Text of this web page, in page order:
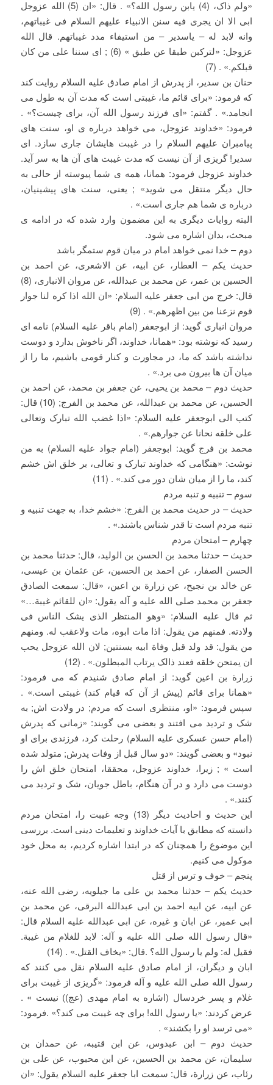
«ولم ذاک، (4) یابن رسول الله؟» . قال: «ان (5) الله عزوجل
ابی الا ان یجری فیه سنن الانبیاء علیهم السلام فی غیباتهم،
وانه لابد له – یاسدیر – من استیفاء مدد غیباتهم. قال الله
عزوجل: «لترکبن طبقا عن طبق » (6) ; ای سننا علی من کان
قبلکم.» . (7)
حنان بن سدیر، از پدرش از امام صادق علیه السلام روایت کند
که فرمود: «برای قائم ما، غیبتی است که مدت آن به طول می
انجامد.» . گفتم: «ای فرزند رسول الله آن، برای چیست؟» .
فرمود: «خداوند عزوجل، می خواهد درباره ی او، سنت های
پیامبران علیهم السلام را در غیبت هایشان جاری سازد. ای
سدیر! گریزی از آن نیست که مدت غیبت های آن ها به سر آید.
خداوند عزوجل فرمود: همانا، همه ی شما پیوسته از حالی به
حال دیگر منتقل می شوید» ; یعنی، سنت های پیشینیان،
درباره ی شما هم جاری است.» .
البته روایات دیگری به این مضمون وارد شده که در ادامه ی
مبحث، بدان اشاره می شود.
دوم – خدا نمی خواهد امام در میان قوم ستمگر باشد
حدیث یکم – العطار، عن ابیه، عن الاشعری، عن احمد بن
الحسین بن عمر، عن محمد بن عبدالله، عن مروان الانباری، (8)
قال: خرج من ابی جعفر علیه السلام: «ان الله اذا کره لنا جوار
قوم نزعنا من بین اظهرهم.» . (9)
مروان انباری گوید: از ابوجعفر (امام باقر علیه السلام) نامه ای
رسید که نوشته بود: «همانا، خداوند، اگر ناخوش بدارد و دوست
نداشته باشد که ما، در مجاورت و کنار قومی باشیم، ما را از
میان آن ها بیرون می برد.» .
حدیث دوم – محمد بن یحیی، عن جعفر بن محمد، عن احمد بن
الحسین، عن محمد بن عبدالله، عن محمد بن الفرج; (10) قال:
کتب الی ابوجعفر علیه السلام: «اذا غضب الله تبارک وتعالی
علی خلقه نحانا عن جوارهم.» .
محمد بن فرج گوید: ابوجعفر (امام جواد علیه السلام) به من
نوشت: «هنگامی که خداوند تبارک و تعالی، بر خلق اش خشم
کند، ما را از میان شان دور می کند.» . (11)
سوم – تنبیه و تنبه مردم
حدیث – در حدیث محمد بن الفرج: «خشم خدا، به جهت تنبیه و
تنبه مردم است تا قدر شناس باشند.» .
چهارم – امتحان مردم
حدیث – حدثنا محمد بن الحسن بن الولید، قال: حدثنا محمد بن
الحسن الصفار، عن احمد بن الحسین، عن عثمان بن عیسی،
عن خالد بن نجیح، عن زرارة بن اعین، «قال: سمعت الصادق
جعفر بن محمد صلی الله علیه و آله یقول: «ان للقائم غیبة…»
ثم قال علیه السلام: «وهو المنتظر الذی یشک الناس فی
ولادته. فمنهم من یقول: اذا مات ابوه، مات ولاعقب له. ومنهم
من یقول: قد ولد قبل وفاة ابیه بسنتین; لان الله عزوجل یحب
ان یمتحن خلقه فعند ذالک یرتاب المبطلون.» . (12)
زرارة بن اعین گوید: از امام صادق شنیدم که می فرمود:
«همانا برای قائم (پیش از آن که قیام کند) غیبتی است.» .
سپس فرمود: «او، منتظری است که مردم; در ولادت اش; به
شک و تردید می افتند و بعضی می گویند: «زمانی که پدرش
(امام حسن عسکری علیه السلام) رحلت کرد، فرزندی برای او
نبود» و بعضی گویند: «دو سال قبل از وفات پدرش; متولد شده
است » ; زیرا، خداوند عزوجل، محققا، امتحان خلق اش را
دوست می دارد و در آن هنگام، باطل جویان، شک و تردید می
کنند.» .
این حدیث و احادیث دیگر (13) وجه غیبت را، امتحان مردم
دانسته که مطابق با آیات خداوند و تعلیمات دینی است. بررسی
این موضوع را همچنان که در ابتدا اشاره کردیم، به محل خود
موکول می کنیم.
پنجم – خوف و ترس از قتل
حدیث یکم – حدثنا محمد بن علی ما جیلویه، رضی الله عنه،
عن ابیه، عن ابیه احمد بن ابی عبدالله البرقی، عن محمد بن
ابی عمیر، عن ابان و غیره، عن ابی عبدالله علیه السلام قال:
«قال رسول الله صلی الله علیه و آله: لابد للغلام من غیبة.
فقیل له: ولم یا رسول الله؟ .قال: «یخاف القتل.» . (14)
ابان و دیگران، از امام صادق علیه السلام نقل می کنند که
رسول الله صلی الله علیه و آله فرمود: «گریزی از غیبت برای
غلام و پسر خردسال (اشاره به امام مهدی (عج)) نیست » .
عرض کردند: «یا رسول الله! برای چه غیبت می کند؟» .فرمود:
«می ترسد او را بکشند» .
حدیث دوم – ابن عبدوس، عن ابن قتیبه، عن حمدان بن
سلیمان، عن محمد بن الحسین، عن ابن محبوب، عن علی بن
رئاب، عن زرارة، قال: سمعت ابا جعفر علیه السلام یقول: «ان